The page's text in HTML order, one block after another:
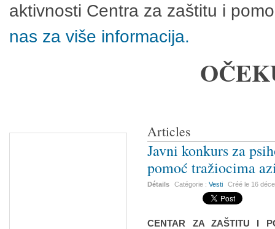
aktivnosti Centra za zaštitu i
nas za više informacija.
Articles
Javni konkurs za
pomoć tražiocima
Détails Catégorie :Vesti Créé le 16
CENTAR ZA ZAŠTITU I